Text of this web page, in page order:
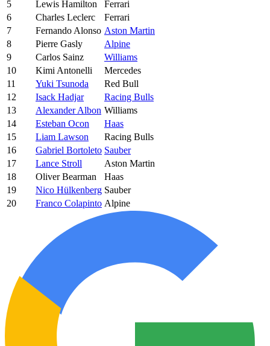
5 Lewis Hamilton
Ferrari
6
Charles Leclerc
Ferrari
7
Fernando Alonso Aston Martin
8
Pierre Gasly
Alpine
9
Carlos Sainz
Williams
10
Kimi Antonelli
Mercedes
11
Yuki Tsunoda
Red Bull
12
Isack Hadjar
Racing Bulls
13
Alexander Albon Williams
14
Esteban Ocon
Haas
15
Liam Lawson
Racing Bulls
16
Gabriel Bortoleto Sauber
17
Lance Stroll
Aston Martin
18
Oliver Bearman
Haas
19
Nico Hülkenberg Sauber
20
Franco Colapinto Alpine